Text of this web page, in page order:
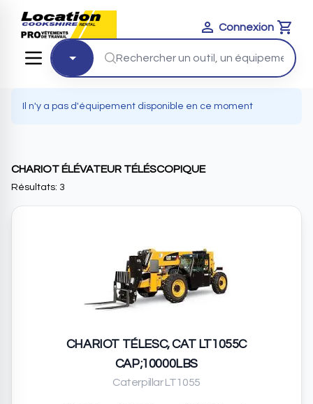
Connexion
Cart
Il n'y a pas d'équipement disponible en ce moment
CHARIOT ÉLÉVATEUR TÉLÉSCOPIQUE
Résultats: 3
CHARIOT TÉLESC, CAT LT1055C
CAP;10000LBS
Caterpillar LT1055